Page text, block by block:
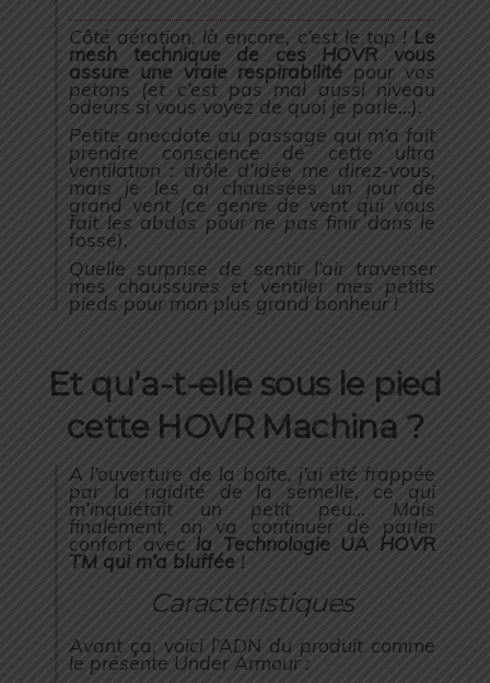
Côté aération, là encore, c’est le top ! Le
mesh technique de ces HOVR vous
assure une vraie respirabilité pour vos
petons (et c’est pas mal aussi niveau
odeurs si vous voyez de quoi je parle…).
Petite anecdote au passage qui m’a fait
prendre conscience de cette ultra
ventilation : drôle d’idée me direz-vous,
mais je les ai chaussées un jour de
grand vent (ce genre de vent qui vous
fait les abdos pour ne pas finir dans le
fossé).
Quelle surprise de sentir l’air traverser
mes chaussures et ventiler mes petits
pieds pour mon plus grand bonheur !
Et qu’a-t-elle sous le pied
cette HOVR Machina ?
A l’ouverture de la boîte, j’ai été frappée
par la rigidité de la semelle, ce qui
m’inquiétait un petit peu… Mais
finalement, on va continuer de parler
confort avec la Technologie UA HOVR
TM qui m’a bluffée !
Caractéristiques
Avant ça, voici l’ADN du produit comme
le présente Under Armour :